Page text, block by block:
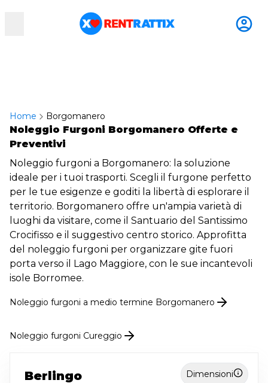
RentRattix
Home Borgomanero
Noleggio Furgoni Borgomanero Offerte e
Preventivi
Noleggio furgoni a Borgomanero: la soluzione
ideale per i tuoi trasporti. Scegli il furgone perfetto
per le tue esigenze e goditi la libertà di esplorare il
territorio. Borgomanero offre un'ampia varietà di
luoghi da visitare, come il Santuario del Santissimo
Crocifisso e il suggestivo centro storico. Approfitta
del noleggio furgoni per organizzare gite fuori
porta verso il Lago Maggiore, con le sue incantevoli
isole Borromee.
Noleggio furgoni a medio termine Borgomanero
Noleggio furgoni Cureggio
Dimensioni
Berlingo